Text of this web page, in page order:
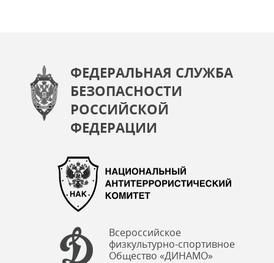
ФЕДЕРАЛЬНАЯ СЛУЖБА
БЕЗОПАСНОСТИ
РОССИЙСКОЙ
ФЕДЕРАЦИИ
Всероссийское
физкультурно-спортивное
Общество «ДИНАМО»